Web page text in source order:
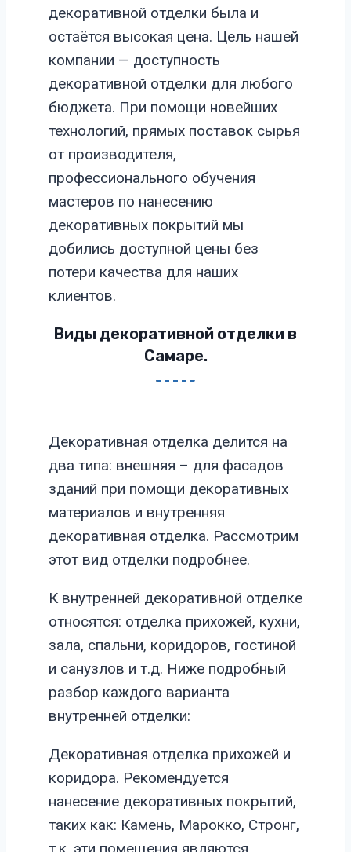
декоративной отделки была и
остаётся высокая цена. Цель нашей
компании — доступность
декоративной отделки для любого
бюджета. При помощи новейших
технологий, прямых поставок сырья
от производителя,
профессионального обучения
мастеров по нанесению
декоративных покрытий мы
добились доступной цены без
потери качества для наших
клиентов.
Виды декоративной отделки в
Самаре.
Декоративная отделка делится на
два типа: внешняя – для фасадов
зданий при помощи декоративных
материалов и внутренняя
декоративная отделка. Рассмотрим
этот вид отделки подробнее.
К внутренней декоративной отделке
относятся: отделка прихожей, кухни,
зала, спальни, коридоров, гостиной
и санузлов и т.д. Ниже подробный
разбор каждого варианта
внутренней отделки:
Декоративная отделка прихожей и
коридора. Рекомендуется
нанесение декоративных покрытий,
таких как: Камень, Марокко, Стронг,